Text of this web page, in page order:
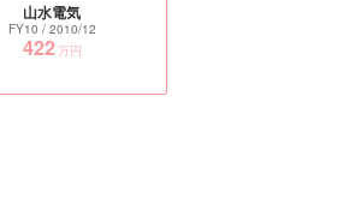
山水電気
FY10 / 2010/12
422 万円